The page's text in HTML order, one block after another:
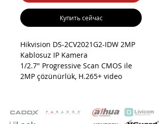
Купить сейчас
Hikvision DS-2CV2021G2-IDW 2MP
Kablosuz IP Kamera
1/2.7" Progressive Scan CMOS ile
2MP çözünürlük, H.265+ video
kadar SD kart yuvası, IEEE
802.11b/g/n wifi standardı, IP66